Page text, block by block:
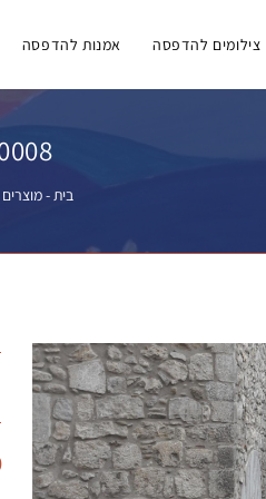
צילומים להדפסה אמנות להדפסה
בית-מוצרים